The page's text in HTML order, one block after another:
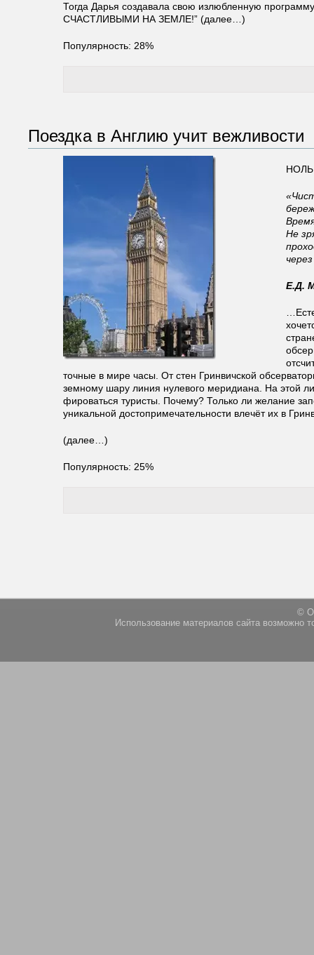
Тогда Дарья создавала свою излюбленную
СЧАСТЛИВЫМИ НА ЗЕМЛЕ!” (далее…)
Популярность: 28%
Поездка в Англию учит вежливости
Не
Е.Д.
точные в мире часы. От стен Гринвичской
земному шару линия нулевого меридиана. На этой
фироваться туристы. Почему? Только ли желание
уникальной достопримечательности влечёт их в
(далее…)
Популярность: 25%
©
Использование материалов сайта возможно